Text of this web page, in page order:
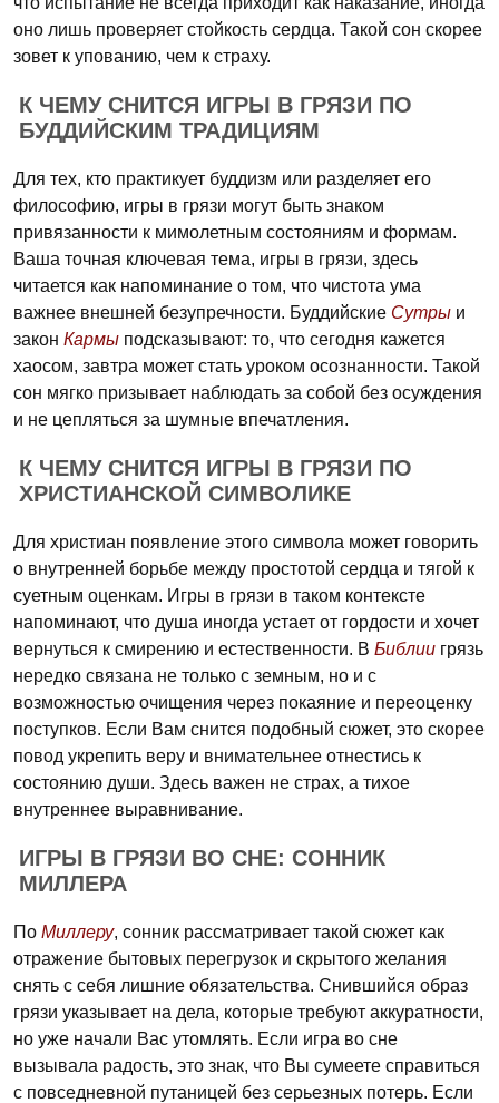
оно лишь проверяет стойкость сердца. Такой сон скорее
зовет к упованию, чем к страху.
К ЧЕМУ СНИТСЯ ИГРЫ В ГРЯЗИ ПО
БУДДИЙСКИМ ТРАДИЦИЯМ
Для тех, кто практикует буддизм или разделяет его
философию, игры в грязи могут быть знаком
привязанности к мимолетным состояниям и формам.
Ваша точная ключевая тема, игры в грязи, здесь
читается как напоминание о том, что чистота ума
важнее внешней безупречности. Буддийские Сутры и
закон Кармы подсказывают: то, что сегодня кажется
хаосом, завтра может стать уроком осознанности. Такой
сон мягко призывает наблюдать за собой без осуждения
и не цепляться за шумные впечатления.
К ЧЕМУ СНИТСЯ ИГРЫ В ГРЯЗИ ПО
ХРИСТИАНСКОЙ СИМВОЛИКЕ
Для христиан появление этого символа может говорить
о внутренней борьбе между простотой сердца и тягой к
суетным оценкам. Игры в грязи в таком контексте
напоминают, что душа иногда устает от гордости и хочет
вернуться к смирению и естественности. В Библии грязь
нередко связана не только с земным, но и с
возможностью очищения через покаяние и переоценку
поступков. Если Вам снится подобный сюжет, это скорее
повод укрепить веру и внимательнее отнестись к
состоянию души. Здесь важен не страх, а тихое
внутреннее выравнивание.
ИГРЫ В ГРЯЗИ ВО СНЕ: СОННИК
МИЛЛЕРА
По Миллеру, сонник рассматривает такой сюжет как
отражение бытовых перегрузок и скрытого желания
снять с себя лишние обязательства. Снившийся образ
грязи указывает на дела, которые требуют аккуратности,
но уже начали Вас утомлять. Если игра во сне
вызывала радость, это знак, что Вы сумеете справиться
с повседневной путаницей без серьезных потерь. Если